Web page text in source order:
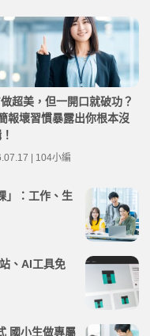
超美，但一開口就破功？
報壞習慣暴露出你根本沒
| 104小編
」：工作、生
、AI工具免
國小生做專屬